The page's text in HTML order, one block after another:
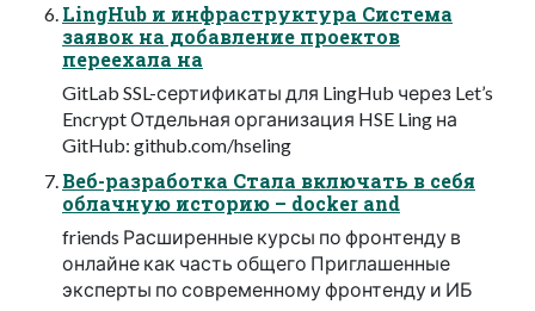
LingHub и инфраструктура Система
заявок на добавление проектов
переехала на
GitLab SSL-сертификаты для LingHub через Let’s
Encrypt Отдельная организация HSE Ling на
GitHub: github.com/hseling
Веб-разработка Стала включать в себя
облачную историю – docker and
friends Расширенные курсы по фронтенду в
онлайне как часть общего Приглашенные
эксперты по современному фронтенду и ИБ